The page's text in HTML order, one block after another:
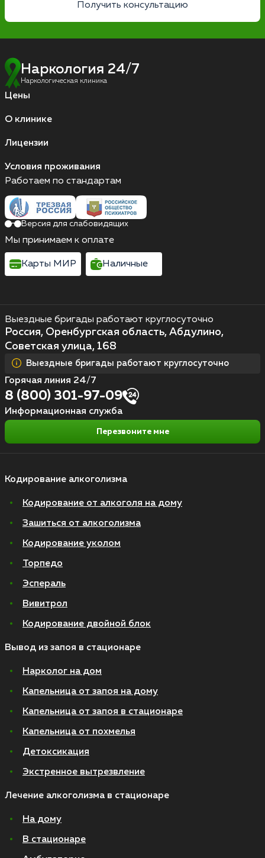
Получить консультацию
Наркология 24/7
Наркологическая клиника
Цены
О клинике
Лицензии
Условия проживания
Кодирование алкоголизма
Кодирование от алкоголя на дому
Зашиться от алкоголизма
Кодирование уколом
Торпедо
Эспераль
Вивитрол
Кодирование двойной блок
Вывод из запоя в стационаре
Нарколог на дом
Капельница от запоя на дому
Капельница от запоя в стационаре
Капельница от похмелья
Детоксикация
Экстренное вытрезвление
Лечение алкоголизма в стационаре
На дому
В стационаре
Выездные бригады работают круглосуточно
Россия, Оренбургская область, Абдулино,
Советская улица, 168
Выездные бригады работают круглосуточно
Горячая линия 24/7
8 (800) 301-97-09
Информационная служба
Перезвоните мне
Работаем по стандартам
Версия для слабовидящих
Мы принимаем к оплате
Карты МИР Наличные